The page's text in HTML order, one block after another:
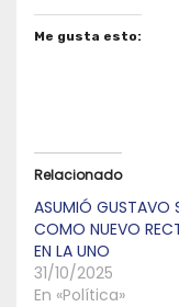
Me gusta esto:
Relacionado
ASUMIÓ GUSTAVO
COMO NUEVO
EN LA UNO
31/10/2025
En «Política»